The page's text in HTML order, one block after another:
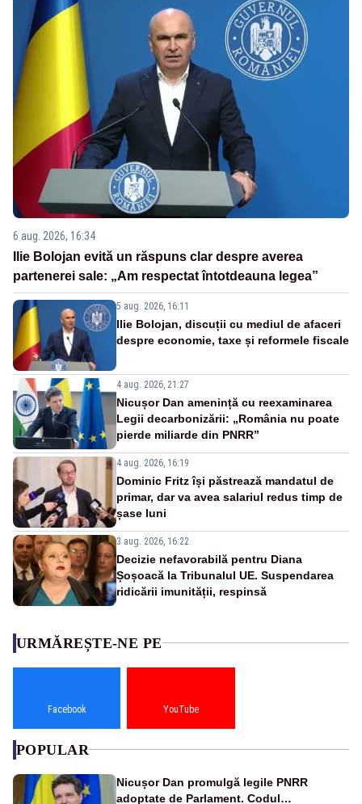
6 aug. 2026, 16:34
Ilie Bolojan evită un răspuns clar despre averea
partenerei sale: „Am respectat întotdeauna legea”
5 aug. 2026, 16:11
Ilie Bolojan, discuții cu mediul de afaceri
despre economie, taxe și reformele fiscale
4 aug. 2026, 21:27
Nicușor Dan amenință cu reexaminarea
Legii decarbonizării: „România nu poate
pierde miliarde din PNRR”
4 aug. 2026, 16:19
Dominic Fritz își păstrează mandatul de
primar, dar va avea salariul redus timp de
șase luni
3 aug. 2026, 16:22
Decizie nefavorabilă pentru Diana
Șoșoacă la Tribunalul UE. Suspendarea
ridicării imunității, respinsă
URMĂREȘTE-NE PE
Facebook YouTube
POPULAR
Nicușor Dan promulgă legile PNRR
adoptate de Parlament. Codul